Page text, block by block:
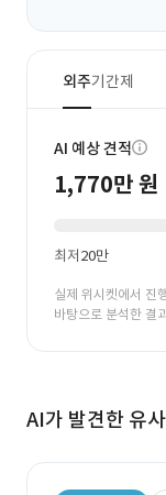
외주기간제
AI 예상 견적
1,770만 원
최저20만
실제 위시켓에서 진
바탕으로 분석한 결
AI가 발견한 유